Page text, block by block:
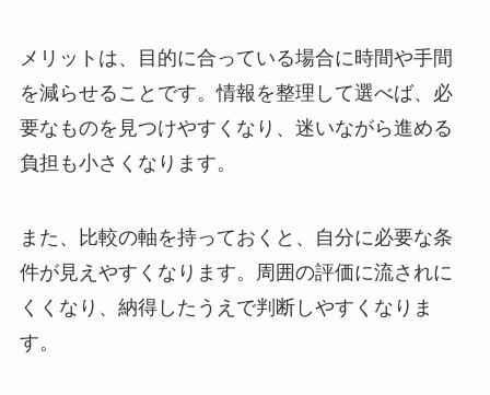
メリットは、目的に合っている場合に時間や手間
を減らせることです。情報を整理して選べば、必
要なものを見つけやすくなり、迷いながら進める
負担も小さくなります。
また、比較の軸を持っておくと、自分に必要な条
件が見えやすくなります。周囲の評価に流されに
くくなり、納得したうえで判断しやすくなりま
す。